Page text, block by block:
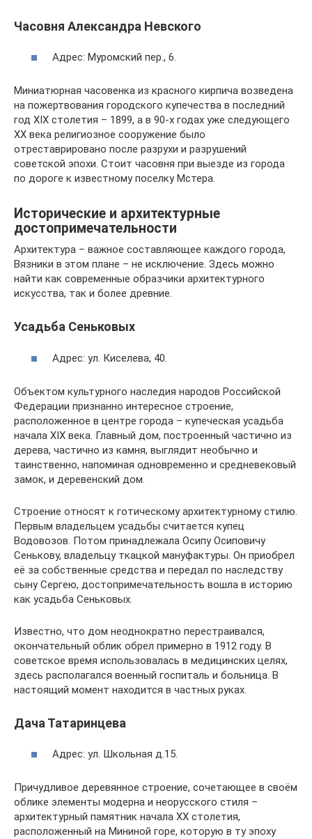
Часовня Александра Невского
Адрес: Муромский пер., 6.
Миниатюрная часовенка из красного кирпича возведена
на пожертвования городского купечества в последний
год XIX столетия – 1899, а в 90-х годах уже следующего
XX века религиозное сооружение было
отреставрировано после разрухи и разрушений
советской эпохи. Стоит часовня при выезде из города
по дороге к известному поселку Мстера.
Исторические и архитектурные
достопримечательности
Архитектура – важное составляющее каждого города,
Вязники в этом плане – не исключение. Здесь можно
найти как современные образчики архитектурного
искусства, так и более древние.
Усадьба Сеньковых
Адрес: ул. Киселева, 40.
Объектом культурного наследия народов Российской
Федерации признанно интересное строение,
расположенное в центре города – купеческая усадьба
начала XIX века. Главный дом, построенный частично из
дерева, частично из камня, выглядит необычно и
таинственно, напоминая одновременно и средневековый
замок, и деревенский дом.
Строение относят к готическому архитектурному стилю.
Первым владельцем усадьбы считается купец
Водовозов. Потом принадлежала Осипу Осиповичу
Сенькову, владельцу ткацкой мануфактуры. Он приобрел
её за собственные средства и передал по наследству
сыну Сергею, достопримечательность вошла в историю
как усадьба Сеньковых.
Известно, что дом неоднократно перестраивался,
окончательный облик обрел примерно в 1912 году. В
советское время использовалась в медицинских целях,
здесь располагался военный госпиталь и больница. В
настоящий момент находится в частных руках.
Дача Татаринцева
Адрес: ул. Школьная д.15.
Причудливое деревянное строение, сочетающее в своём
облике элементы модерна и неорусского стиля –
архитектурный памятник начала XX столетия,
расположенный на Мининой горе, которую в ту эпоху